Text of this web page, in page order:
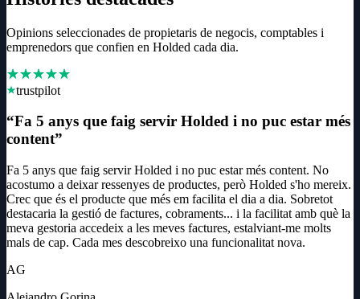
Opinions seleccionades de propietaris de negocis, comptables i
emprenedors que confien en Holded cada dia.
trustpilot
“Fa 5 anys que faig servir Holded i no puc estar més
content”
Fa 5 anys que faig servir Holded i no puc estar més content. No
acostumo a deixar ressenyes de productes, però Holded s'ho mereix.
Crec que és el producte que més em facilita el dia a dia. Sobretot
destacaria la gestió de factures, cobraments... i la facilitat amb què la
meva gestoria accedeix a les meves factures, estalviant-me molts
mals de cap. Cada mes descobreixo una funcionalitat nova.
AG